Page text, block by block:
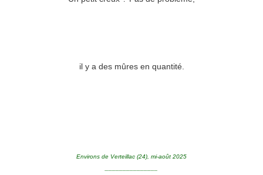
il y a des mûres en quantité.
Environs de Verteillac (24), mi-août 2025